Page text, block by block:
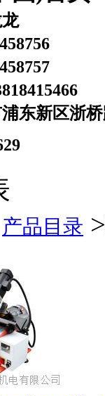
东新区浙桥
产品目录